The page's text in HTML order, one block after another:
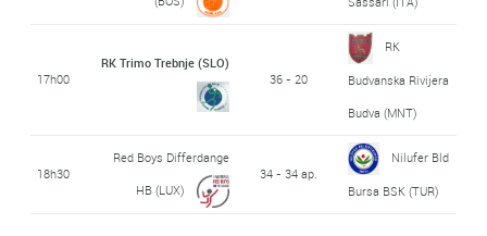
17h00
RK Trimo Trebnje (SLO)
36 - 20
RK
Budvanska Rivijera
Budva (MNT)
18h30
Red Boys Differdange
HB (LUX)
34 - 34 ap.
Nilufer Bld
Bursa BSK (TUR)